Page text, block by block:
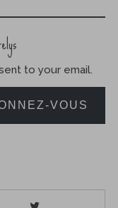
to your email.
VOUS